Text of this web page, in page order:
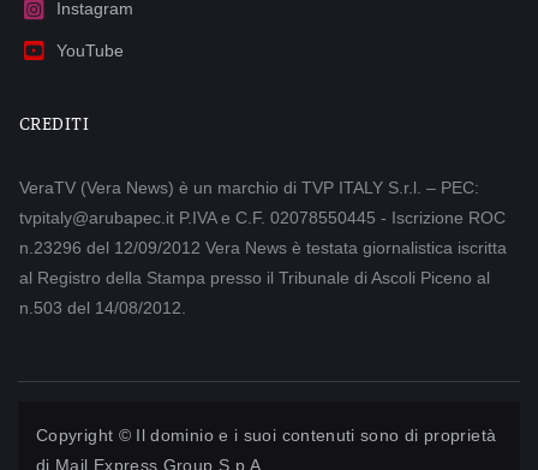
Instagram
YouTube
CREDITI
VeraTV (Vera News) è un marchio di TVP ITALY S.r.l. – PEC:
tvpitaly@arubapec.it P.IVA e C.F. 02078550445 - Iscrizione ROC
n.23296 del 12/09/2012 Vera News è testata giornalistica iscritta
al Registro della Stampa presso il Tribunale di Ascoli Piceno al
n.503 del 14/08/2012.
Copyright © Il dominio e i suoi contenuti sono di proprietà
di Mail Express Group S.p.A.